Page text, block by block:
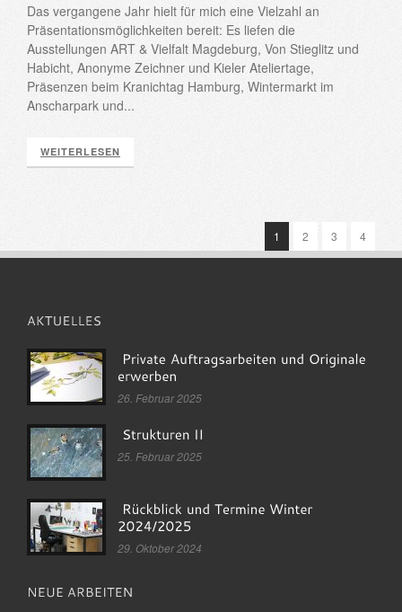
Das vergangene Jahr hielt für mich eine Vielzahl an
Präsentationsmöglichkeiten bereit: Es liefen die
Ausstellungen ART & Vielfalt Magdeburg, Von Stieglitz und
Habicht, Anonyme Zeichner und Kieler Ateliertage,
Präsenzen beim Kranichtag Hamburg, Wintermarkt im
Anscharpark und...
WEITERLESEN
1 2 3 4
26. Februar 2025
25. Februar 2025
29. Oktober 2024